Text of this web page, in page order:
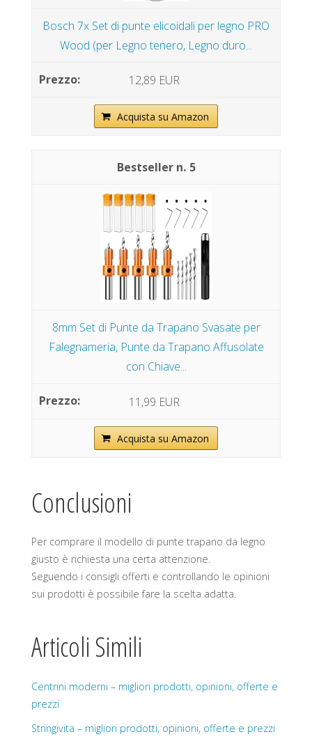
Bosch 7x Set di punte elicoidali per legno PRO
Wood (per Legno tenero, Legno duro...
12,89 EUR
Acquista su Amazon
5
8mm Set di Punte da Trapano Svasate per
Falegnameria, Punte da Trapano Affusolate
con Chiave...
11,99 EUR
Acquista su Amazon
Conclusioni
Per comprare il modello di punte trapano da legno
giusto è richiesta una certa attenzione.
Seguendo i consigli offerti e controllando le opinioni
sui prodotti è possibile fare la scelta adatta.
Articoli Simili
Centrini moderni – migliori prodotti, opinioni, offerte e
prezzi
Stringivita – migliori prodotti, opinioni, offerte e prezzi